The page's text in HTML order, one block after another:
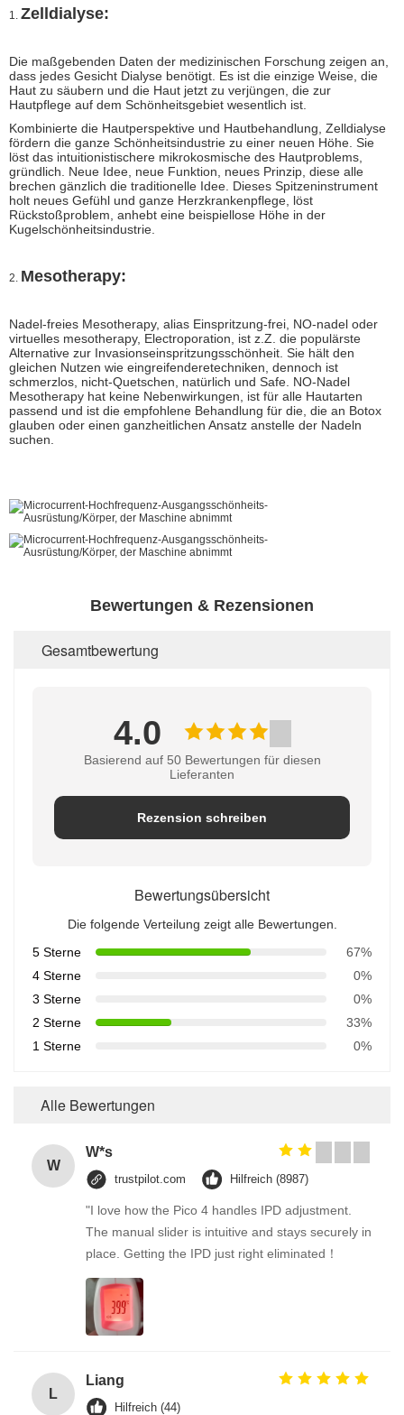
1. Zelldialyse:
Die maßgebenden Daten der medizinischen Forschung zeigen an,
dass jedes Gesicht Dialyse benötigt. Es ist die einzige Weise, die
Haut zu säubern und die Haut jetzt zu verjüngen, die zur
Hautpflege auf dem Schönheitsgebiet wesentlich ist.
Kombinierte die Hautperspektive und Hautbehandlung, Zelldialyse
fördern die ganze Schönheitsindustrie zu einer neuen Höhe. Sie
löst das intuitionistischere mikrokosmische des Hautproblems,
gründlich. Neue Idee, neue Funktion, neues Prinzip, diese alle
brechen gänzlich die traditionelle Idee. Dieses Spitzeninstrument
holt neues Gefühl und ganze Herzkrankenpflege, löst
Rückstoßproblem, anhebt eine beispiellose Höhe in der
Kugelschönheitsindustrie.
2. Mesotherapy:
Nadel-freies Mesotherapy, alias Einspritzung-frei, NO-nadel oder
virtuelles mesotherapy, Electroporation, ist z.Z. die populärste
Alternative zur Invasionseinspritzungsschönheit. Sie hält den
gleichen Nutzen wie eingreifenderetechniken, dennoch ist
schmerzlos, nicht-Quetschen, natürlich und Safe. NO-Nadel
Mesotherapy hat keine Nebenwirkungen, ist für alle Hautarten
passend und ist die empfohlene Behandlung für die, die an Botox
glauben oder einen ganzheitlichen Ansatz anstelle der Nadeln
suchen.
Bewertungen & Rezensionen
Gesamtbewertung
4.0
Basierend auf 50 Bewertungen für diesen
Lieferanten
Rezension schreiben
Bewertungsübersicht
Die folgende Verteilung zeigt alle Bewertungen.
5 Sterne
67%
4 Sterne
0%
3 Sterne
0%
2 Sterne
33%
1 Sterne
0%
Alle Bewertungen
W
W*s
trustpilot.com Hilfreich (8987)
"I love how the Pico 4 handles IPD adjustment.
The manual slider is intuitive and stays securely in
place. Getting the IPD just right eliminated！
L
Liang
Hilfreich (44)